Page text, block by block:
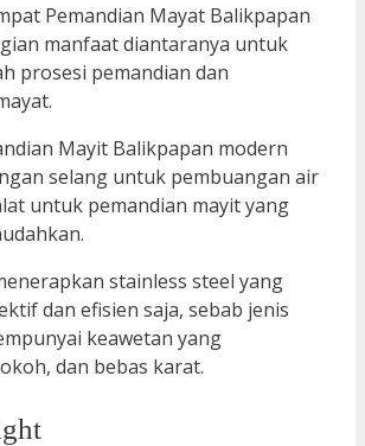
Pemandian Mayat Balikpapan
manfaat diantaranya untuk
prosesi pemandian dan
Mayit Balikpapan modern
selang untuk pembuangan air
untuk pemandian mayit yang
stainless steel yang
dan efisien saja, sebab jenis
keawetan yang
dan bebas karat.